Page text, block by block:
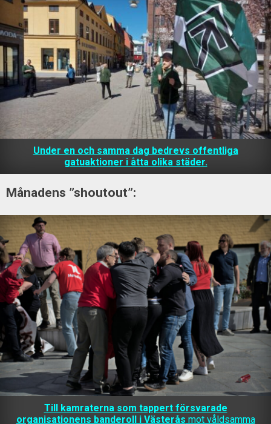
Under en och samma dag bedrevs offentliga
gatuaktioner i åtta olika städer.
Månadens ”shoutout”:
Till kamraterna som tappert försvarade
organisationens banderoll i Västerås mot våldsamma